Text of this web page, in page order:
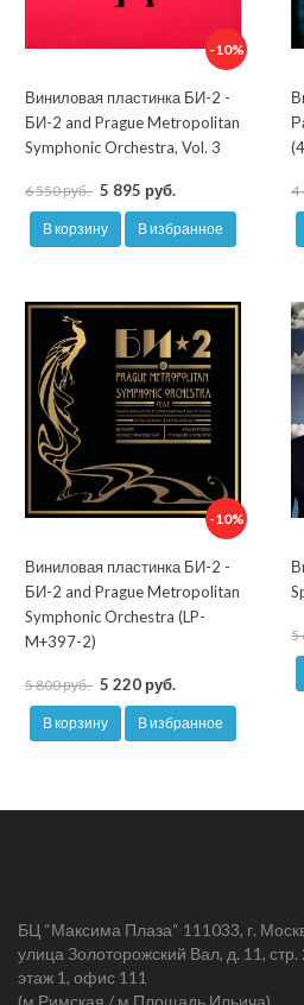
-10%
Виниловая пластинка БИ-2 -
БИ-2 and Prague Metropolitan
Symphonic Orchestra, Vol. 3
6 550 руб. 5 895 руб.
В корзину В избранное
4
-10%
Виниловая пластинка БИ-2 -
БИ-2 and Prague Metropolitan
Symphonic Orchestra (LP-
M+397-2)
5 800 руб. 5 220 руб.
В корзину В избранное
5
БЦ “Максима Плаза“ 111033, г.
улица Золоторожский Вал, д. 11, стр.
этаж 1, офис 111